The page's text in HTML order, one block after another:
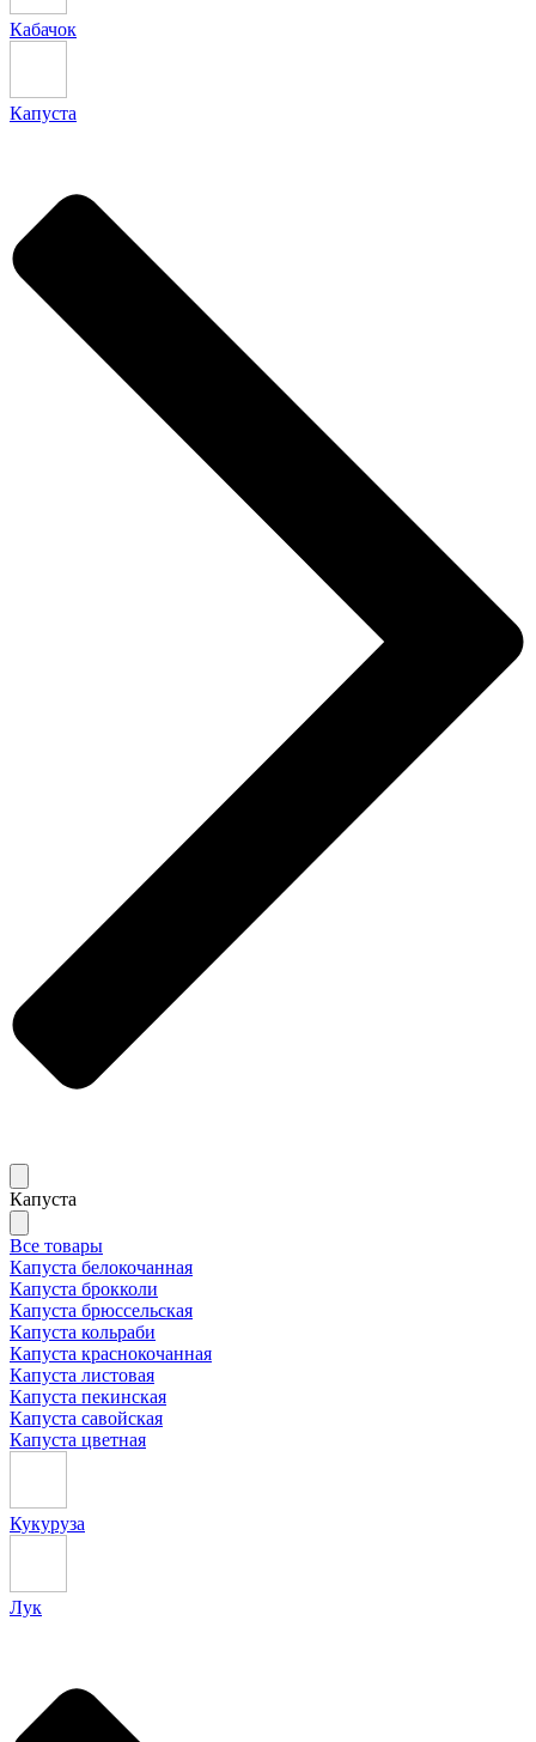
Кабачок
Капуста
Капуста
Все товары
Капуста белокочанная
Капуста брокколи
Капуста брюссельская
Капуста кольраби
Капуста краснокочанная
Капуста листовая
Капуста пекинская
Капуста савойская
Капуста цветная
Кукуруза
Лук